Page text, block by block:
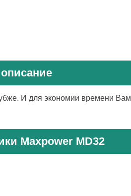
И для экономии времени Вам
Maxpower MD32